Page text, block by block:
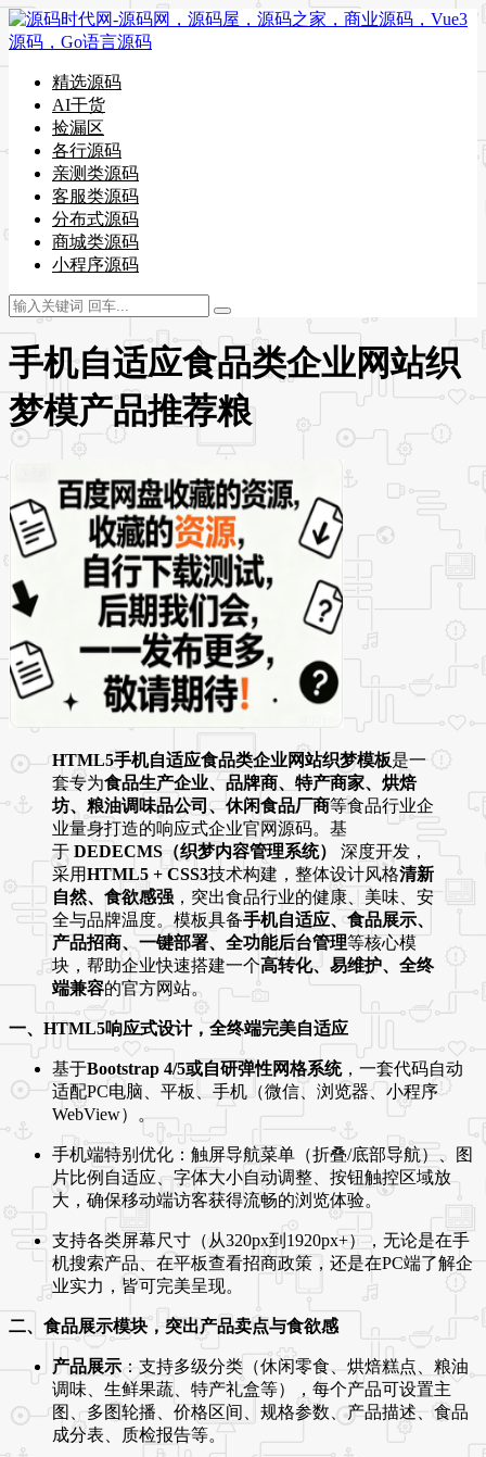
精选源码
AI干货
捡漏区
各行源码
亲测类源码
客服类源码
分布式源码
商城类源码
小程序源码
手机自适应食品类企业网站织
梦模产品推荐粮
HTML5手机自适应食品类企业网站织梦模板是一
套专为食品生产企业、品牌商、特产商家、烘焙
坊、粮油调味品公司、休闲食品厂商等食品行业企
业量身打造的响应式企业官网源码。基
于 DEDECMS（织梦内容管理系统）
深度开发，
采用HTML5 + CSS3技术构建，整体设计风格清新
自然、食欲感强 ，突出食品行业的健康、美味、安
全与品牌温度。模板具备手机自适应、食品展示、
产品招商、一键部署、全功能后台管理等核心模
块，帮助企业快速搭建一个高转化、易维护、全终
端兼容的官方网站。
一、HTML5响应式设计，全终端完美自适应
基于Bootstrap 4/5或自研弹性网格系统，一套代码自动
适配PC电脑、平板、手机（微信、浏览器、小程序
WebView）。
手机端特别优化：触屏导航菜单（折叠/底部导航）、图
片比例自适应、字体大小自动调整、按钮触控区域放
大，确保移动端访客获得流畅的浏览体验。
支持各类屏幕尺寸（从320px到1920px+），无论是在手
机搜索产品、在平板查看招商政策，还是在PC端了解企
业实力，皆可完美呈现。
二、食品展示模块，突出产品卖点与食欲感
产品展示 ：支持多级分类（休闲零食、烘焙糕点、粮油
调味、生鲜果蔬、特产礼盒等），每个产品可设置主
图、多图轮播、价格区间、规格参数、产品描述、食品
成分表、质检报告等。